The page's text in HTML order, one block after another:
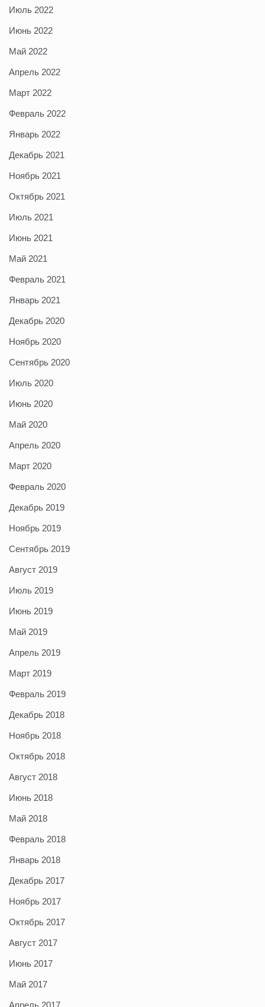
Июль 2022
Июнь 2022
Май 2022
Апрель 2022
Март 2022
Февраль 2022
Январь 2022
Декабрь 2021
Ноябрь 2021
Октябрь 2021
Июль 2021
Июнь 2021
Май 2021
Февраль 2021
Январь 2021
Декабрь 2020
Ноябрь 2020
Сентябрь 2020
Июль 2020
Июнь 2020
Май 2020
Апрель 2020
Март 2020
Февраль 2020
Декабрь 2019
Ноябрь 2019
Сентябрь 2019
Август 2019
Июль 2019
Июнь 2019
Май 2019
Апрель 2019
Март 2019
Февраль 2019
Декабрь 2018
Ноябрь 2018
Октябрь 2018
Август 2018
Июнь 2018
Май 2018
Февраль 2018
Январь 2018
Декабрь 2017
Ноябрь 2017
Октябрь 2017
Август 2017
Июнь 2017
Май 2017
Апрель 2017